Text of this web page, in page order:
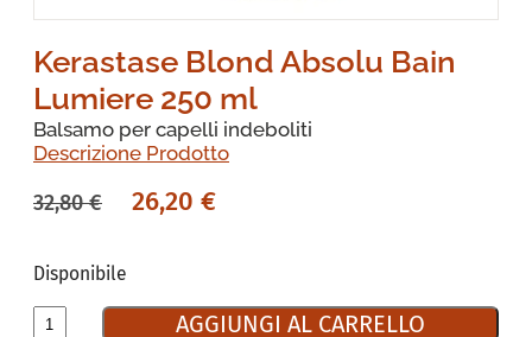
Kerastase Blond Absolu Bain
Lumiere 250 ml
Balsamo per capelli indeboliti
Descrizione Prodotto
32,80€ 26,20 €
Disponibile
AGGIUNGI AL CARRELLO